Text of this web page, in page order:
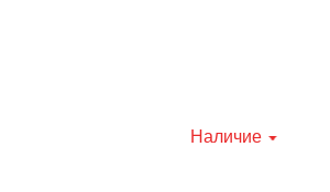
Наличие